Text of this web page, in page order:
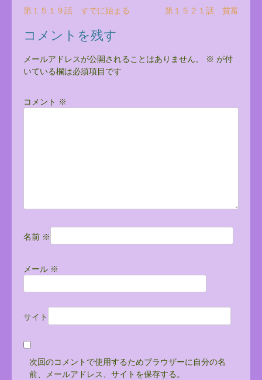
投
稿
ナ
ビ
ゲ
ー
シ
第１５１９話 すでに始まる 第１５２１話 貧富
コメントを残す
メールアドレスが公開されることはありません。 ※ が付
いている欄は必須項目です
コメント ※
名前 ※
メール ※
サイト
次回のコメントで使用するためブラウザーに自分の名
前、メールアドレス、サイトを保存する。